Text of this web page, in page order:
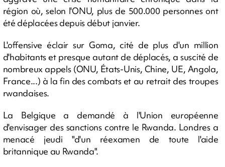
région où, selon l'ONU, plus de 500.000 personnes ont
été déplacées depuis début janvier.
L'offensive éclair sur Goma, cité de plus d'un million
d'habitants et presque autant de déplacés, a suscité de
nombreux appels (ONU, États-Unis, Chine, UE, Angola,
France...) à la fin des combats et au retrait des troupes
rwandaises.
La Belgique a demandé à l'Union européenne
d'envisager des sanctions contre le Rwanda. Londres a
menacé jeudi "d'un réexamen de toute l'aide
britannique au Rwanda".